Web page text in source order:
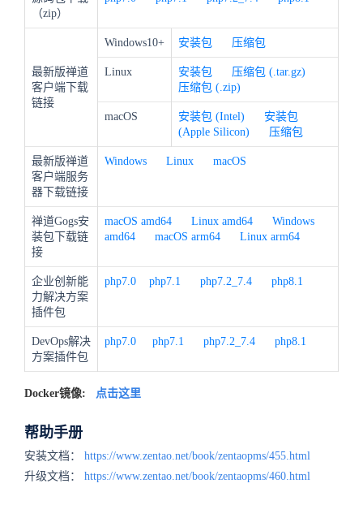
（zip）
最新版禅道
客户端下载
链接
Windows10+ 安装包 压缩包
Linux 安装包
压缩包 (.tar.gz)
压缩包 (.zip)
macOS 安装包 (Intel)
安装包
(Apple Silicon)
压缩包
最新版禅道
客户端服务
器下载链接
Windows Linux macOS
禅道Gogs安
装包下载链
接
macOS amd64 Linux amd64
Windows
amd64
macOS arm64 Linux arm64
企业创新能
力解决方案
插件包
php7.0 php7.1 php7.2_7.4 php8.1
DevOps解决
方案插件包
php7.0 php7.1 php7.2_7.4 php8.1
Docker镜像: 点击这里
帮助手册
安装文档： https://www.zentao.net/book/zentaopms/455.html
升级文档： https://www.zentao.net/book/zentaopms/460.html